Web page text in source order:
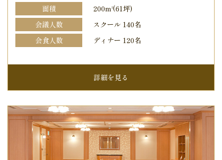
面積 200m2(61坪)
会議人数
スクール 140名
会食人数
ディナー 120名
詳細を見る